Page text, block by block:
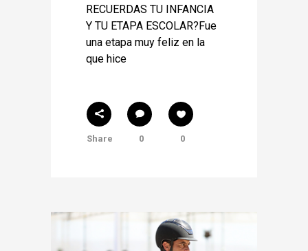
RECUERDAS TU INFANCIA
Y TU ETAPA ESCOLAR?Fue
una etapa muy feliz en la
que hice
Share 0 0